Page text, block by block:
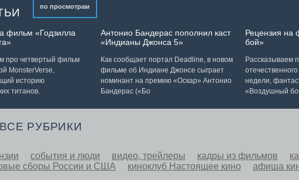
по просмотрам
фильм «Годзилла
про четвертый фильм
MonsterVerse,
историю
титанов.
Антонио Бандерас пополнил каст
«Индианы Джонса 5»
Как сообщает портал Deadline, в новом
фильме об Индиане Джонсе сыграет
номинант на премию «Оскар» Антонио
Бандерас («Бо
Рецензия на
бой»
Рассказываем
недели,
«Воздушный
РУБРИКИ
события и люди видео, трейлеры кадры из фильмов
сборы России и США киноклуб Настоящее кино
афиша